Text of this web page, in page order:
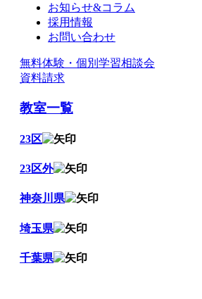
お知らせ&コラム
採用情報
お問い合わせ
無料体験・個別学習相談会
資料請求
教室一覧
23区
23区外
神奈川県
埼玉県
千葉県